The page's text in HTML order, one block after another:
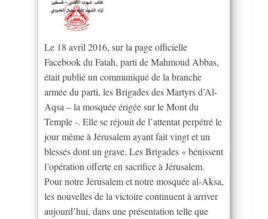
Le 18 avril 2016, sur la page officielle
Facebook du Fatah, parti de Mahmoud Abbas,
était publié un communiqué de la branche
armée du parti, les Brigades des Martyrs d’Al-
Aqsa – la mosquée érigée sur le Mont du
Temple -. Elle se réjouit de l’attentat perpétré le
jour même à Jérusalem ayant fait vingt et un
blessés dont un grave. Les Brigades « bénissent
l’opération offerte en sacrifice à Jérusalem.
Pour notre Jérusalem et notre mosquée al-Aksa,
les nouvelles de la victoire continuent à arriver
aujourd’hui, dans une présentation telle que